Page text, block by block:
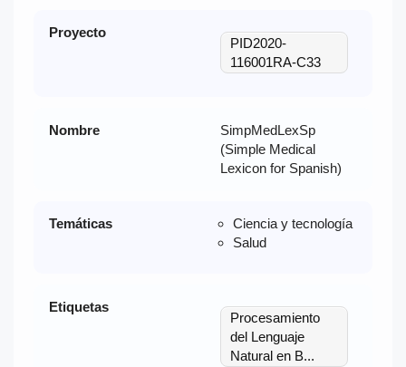
Proyecto
PID2020-
116001RA-C33
Nombre
SimpMedLexSp
(Simple Medical
Lexicon for Spanish)
Temáticas
Ciencia y tecnología
Salud
Etiquetas
Procesamiento
del Lenguaje
Natural en B...